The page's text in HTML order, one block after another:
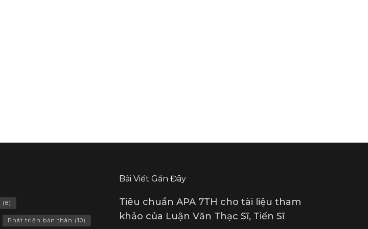
(8)
Phát triển bản thân (10)
Bài Viết Gần Đây
Tiêu chuẩn APA 7TH cho tài liệu tham
khảo của Luận Văn Thạc Sĩ, Tiến Sĩ